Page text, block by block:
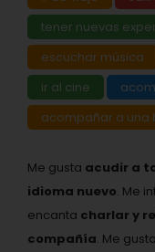
tener nuevas
escuchar música
ir al cine
acompañar a una
Me gusta acudir a
idioma nuevo. Me
encanta charlar y
compañía. Me gusta